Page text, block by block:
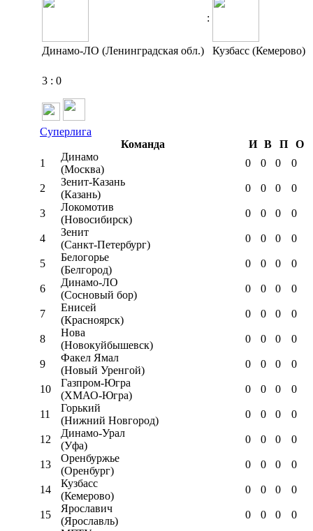
:
Динамо-ЛО (Ленинградская обл.) Кузбасс (Кемерово)
3 : 0
Суперлига
Команда
И В П
О
1
Динамо
(Москва)
0 0 0 0
2
Зенит-Казань
(Казань)
0 0 0 0
3
Локомотив
(Новосибирск)
0 0 0 0
4
Зенит
(Санкт-Петербург)
0 0 0 0
5
Белогорье
(Белгород)
0 0 0 0
6
Динамо-ЛО
(Сосновый бор)
0 0 0 0
7
Енисей
(Красноярск)
0 0 0 0
8
Нова
(Новокуйбышевск)
0 0 0 0
9
Факел Ямал
(Новый Уренгой)
0 0 0 0
10
Газпром-Югра
(ХМАО-Югра)
0 0 0 0
11
Горький
(Нижний Новгород)
0 0 0 0
12
Динамо-Урал
(Уфа)
0 0 0 0
13
Оренбуржье
(Оренбург)
0 0 0 0
14
Кузбасс
(Кемерово)
0 0 0 0
15
Ярославич
(Ярославль)
0 0 0 0